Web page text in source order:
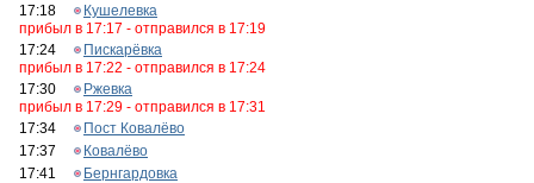
17:18
Кушелевка
прибыл в 17:17 - отправился в 17:19
17:24
Пискарёвка
прибыл в 17:22 - отправился в 17:24
17:30
Ржевка
прибыл в 17:29 - отправился в 17:31
17:34
Пост Ковалёво
17:37
Ковалёво
17:41
Бернгардовка